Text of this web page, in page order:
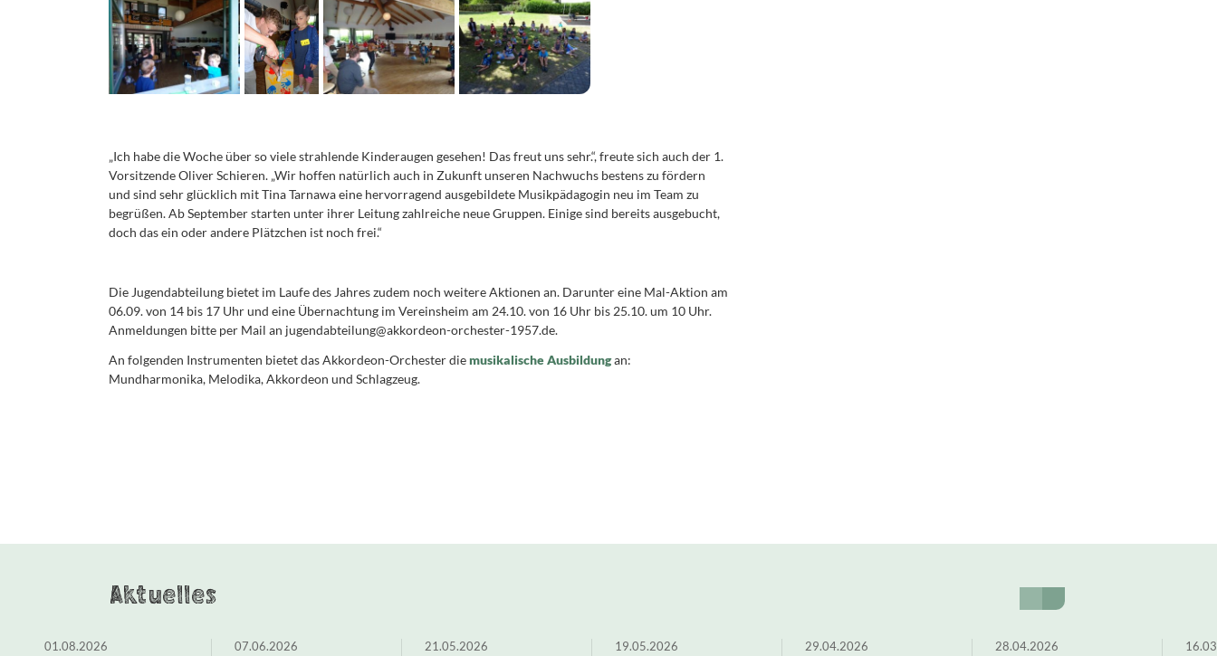
„Ich habe die Woche über so viele strahlende Kinderaugen gesehen! Das freut uns sehr.“, freute sich auch der 1.
Vorsitzende Oliver Schieren. „Wir hoffen natürlich auch in Zukunft unseren Nachwuchs bestens zu fördern
und sind sehr glücklich mit Tina Tarnawa eine hervorragend ausgebildete Musikpädagogin neu im Team zu
begrüßen. Ab September starten unter ihrer Leitung zahlreiche neue Gruppen. Einige sind bereits ausgebucht,
doch das ein oder andere Plätzchen ist noch frei.“
Die Jugendabteilung bietet im Laufe des Jahres zudem noch weitere Aktionen an. Darunter eine Mal-Aktion am
06.09. von 14 bis 17 Uhr und eine Übernachtung im Vereinsheim am 24.10. von 16 Uhr bis 25.10. um 10 Uhr.
Anmeldungen bitte per Mail an jugendabteilung@akkordeon-orchester-1957.de.
An folgenden Instrumenten bietet das Akkordeon-Orchester diemusikalische Ausbildungan:
Mundharmonika, Melodika, Akkordeon und Schlagzeug.
Aktuelles
01.08.2026 07.06.2026 21.05.2026 19.05.2026 29.04.2026 28.04.2026